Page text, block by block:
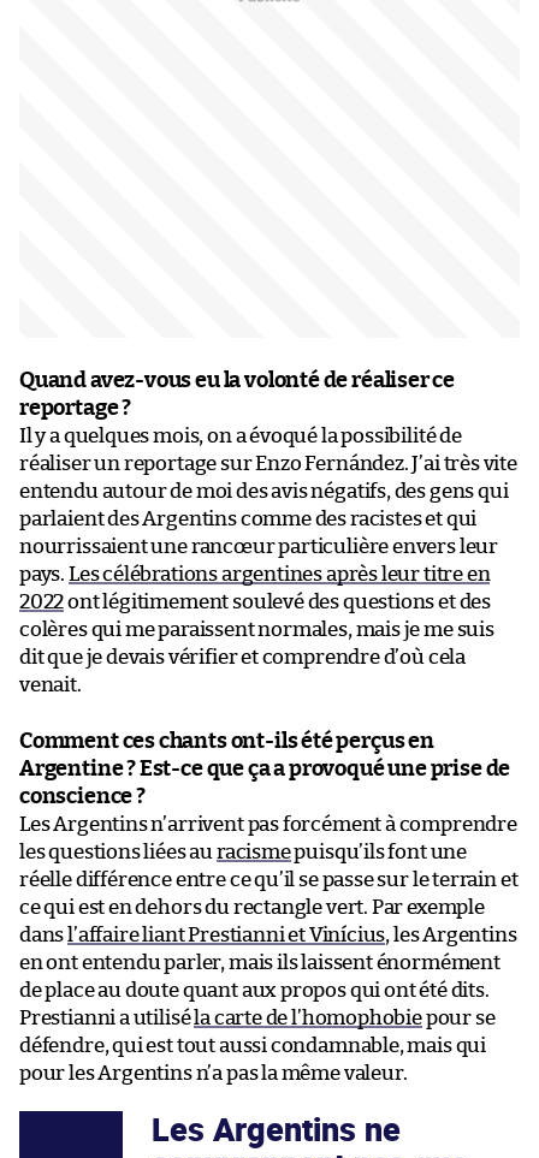
Quand avez-vous eu la volonté de réaliser ce
reportage ?
Il y a quelques mois, on a évoqué la possibilité de
réaliser un reportage sur Enzo Fernández. J’ai très vite
entendu autour de moi des avis négatifs, des gens qui
parlaient des Argentins comme des racistes et qui
nourrissaient une rancœur particulière envers leur
pays. Les célébrations argentines après leur titre en
2022ont légitimement soulevé des questions et des
colères qui me paraissent normales, mais je me suis
dit que je devais vérifier et comprendre d’où cela
venait.
Comment ces chants ont-ils été perçus en
Argentine ? Est-ce que ça a provoqué une prise de
conscience ?
Les Argentins n’arrivent pas forcément à comprendre
les questions liées au racismepuisqu’ils font une
réelle différence entre ce qu’il se passe sur le terrain et
ce qui est en dehors du rectangle vert. Par exemple
dans l’affaire liant Prestianni et Vinícius, les Argentins
en ont entendu parler, mais ils laissent énormément
de place au doute quant aux propos qui ont été dits.
Prestianni a utiliséla carte de l’homophobiepour se
défendre, qui est tout aussi condamnable, mais qui
pour les Argentins n’a pas la même valeur.
Les Argentins ne